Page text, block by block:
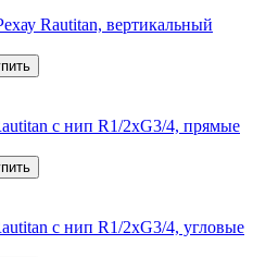
Rautitan, вертикальный
с нип R1/2xG3/4, прямые
с нип R1/2xG3/4, угловые